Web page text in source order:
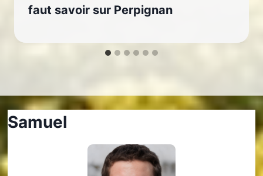
faut savoir sur Perpignan
Samuel